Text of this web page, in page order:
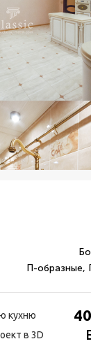
П-образные,
кухню
в 3D